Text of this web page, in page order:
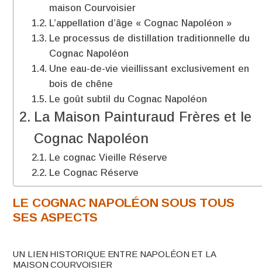
maison Courvoisier
L’appellation d’âge « Cognac Napoléon »
Le processus de distillation traditionnelle du
Cognac Napoléon
Une eau-de-vie vieillissant exclusivement en
bois de chêne
Le goût subtil du Cognac Napoléon
La Maison Painturaud Frères et le
Cognac Napoléon
Le cognac Vieille Réserve
Le Cognac Réserve
LE COGNAC NAPOLÉON SOUS TOUS
SES ASPECTS
UN LIEN HISTORIQUE ENTRE NAPOLÉON ET LA
MAISON COURVOISIER